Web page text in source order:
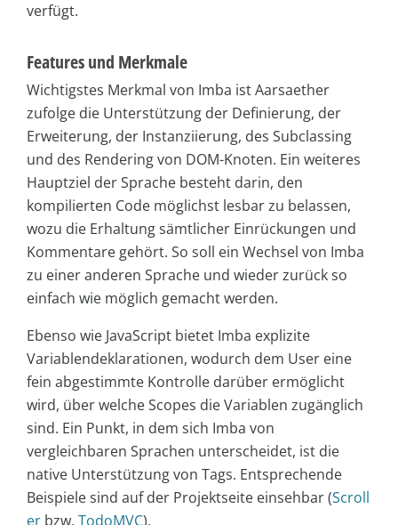
verfügt.
Features und Merkmale
Wichtigstes Merkmal von Imba ist Aarsaether
zufolge die Unterstützung der Definierung, der
Erweiterung, der Instanziierung, des Subclassing
und des Rendering von DOM-Knoten. Ein weiteres
Hauptziel der Sprache besteht darin, den
kompilierten Code möglichst lesbar zu belassen,
wozu die Erhaltung sämtlicher Einrückungen und
Kommentare gehört. So soll ein Wechsel von Imba
zu einer anderen Sprache und wieder zurück so
einfach wie möglich gemacht werden.
Ebenso wie JavaScript bietet Imba explizite
Variablendeklarationen, wodurch dem User eine
fein abgestimmte Kontrolle darüber ermöglicht
wird, über welche Scopes die Variablen zugänglich
sind. Ein Punkt, in dem sich Imba von
vergleichbaren Sprachen unterscheidet, ist die
native Unterstützung von Tags. Entsprechende
Beispiele sind auf der Projektseite einsehbar (Scroll
er bzw. TodoMVC).